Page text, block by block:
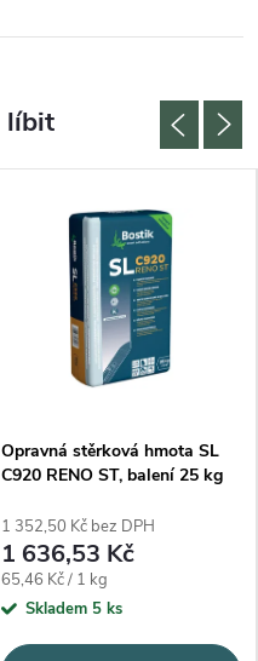
Opravná stěrková hmota SL
C920 RENO ST, balení 25 kg
1 352,50 Kč bez DPH
1 636,53 Kč
Měrná cena:
65,46 Kč / 1 kg
Skladem 5 ks